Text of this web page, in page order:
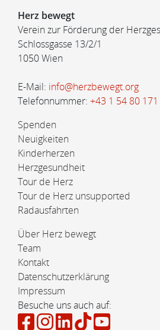
Herz bewegt
Verein zur Förderung der
Schlossgasse 13/2/1
1050 Wien
E-Mail: info@herzbewegt.org
Telefonnummer: +43 1 54 80 171
Spenden
Neuigkeiten
Kinderherzen
Herzgesundheit
Tour de Herz
Tour de Herz unsupported
Radausfahrten
Über Herz bewegt
Team
Kontakt
Datenschutzerklärung
Impressum
Besuche uns auch auf: